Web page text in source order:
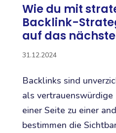
Wie du mit
Backlink-
auf das
31.12.2024
Backlinks sind
als vertrauenswürdige
einer Seite zu einer
bestimmen die